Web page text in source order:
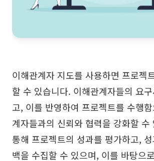
이해관계자 지도를 사용하면 프로젝
할 수 있습니다. 이해관계자들의 요
고, 이를 반영하여 프로젝트를 수행
계자들과의 신뢰와 협력을 강화할 수
통해 프로젝트의 성과를 평가하고,
백을 수집할 수 있으며, 이를 바탕으